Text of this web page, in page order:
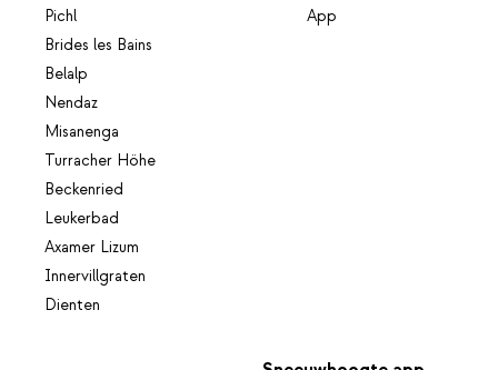
Pichl
Brides les Bains
Belalp
Nendaz
Misanenga
Turracher Höhe
Beckenried
Leukerbad
Axamer Lizum
Innervillgraten
Dienten
App